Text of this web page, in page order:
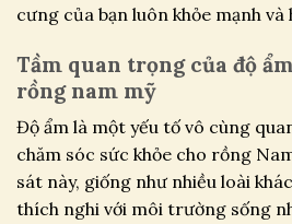
cưng của bạn luôn khỏe mạnh và
Tầm quan trọng của độ
rồng nam mỹ
Độ ẩm là một yếu tố vô cùng
chăm sóc sức khỏe cho rồng
sát này, giống như nhiều loài
thích nghi với môi trường sống